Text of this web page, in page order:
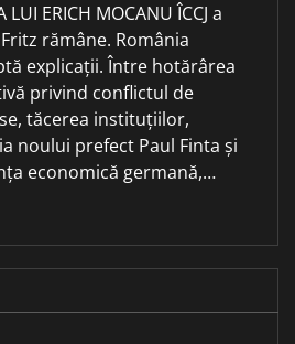
LUI ERICH MOCANU ÎCCJ a
rămâne. România
explicații. Între hotărârea
privind conflictul de
tăcerea instituțiilor,
noului prefect Paul Finta și
economică germană,…